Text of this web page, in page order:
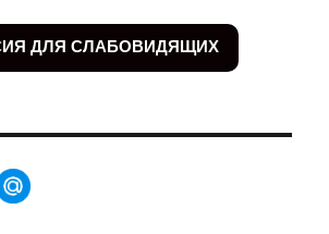
ДЛЯ СЛАБОВИДЯЩИХ